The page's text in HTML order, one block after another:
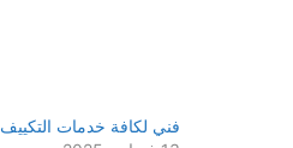
فني لكافة خدمات التكييف